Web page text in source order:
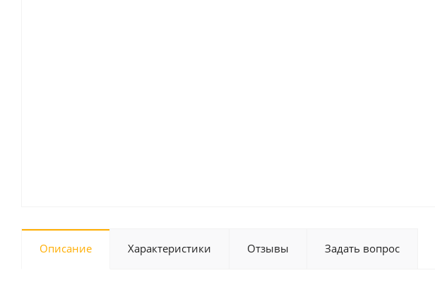
Описание Характеристики Отзывы Задать вопрос